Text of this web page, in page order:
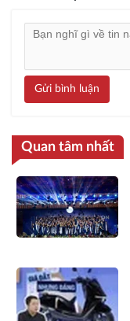
Gửi bình luận
Quan tâm nhất